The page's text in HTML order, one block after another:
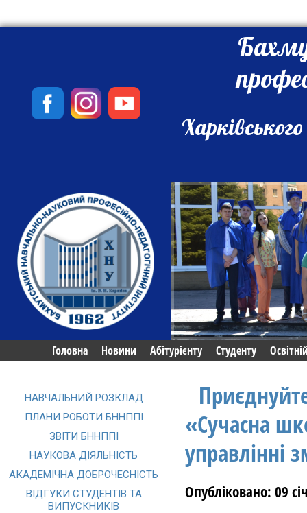
Головна Новини Абітурієнту Студенту
«Сучасна
управлінні
Опубліковано: 09
НАВЧАЛЬНИЙ РОЗКЛАД
ПЛАНИ РОБОТИ БННППІ
ЗВІТИ БННППІ
НАУКОВА ДІЯЛЬНІСТЬ
АКАДЕМІЧНА ДОБРОЧЕСНІСТЬ
ВІДГУКИ СТУДЕНТІВ ТА
ВИПУСКНИКІВ